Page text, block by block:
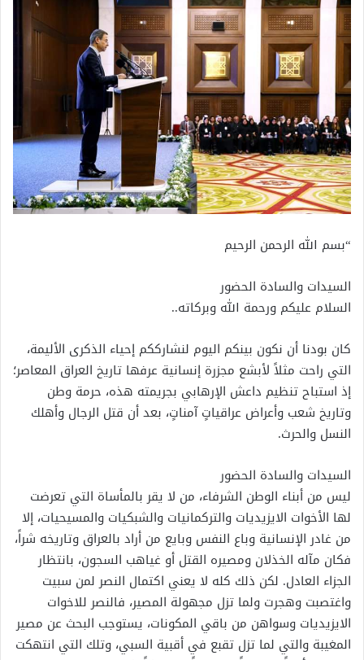
“بسم الله الرحمن الرحيم
السيدات والسادة الحضور
السلام عليكم ورحمة الله وبركاته..
كان بودنا أن نكون بينكم اليوم لنشارككم إحياء الذكرى الأليمة،
التي راحت مثلاً لأبشع مجزرة إنسانية عرفها تاريخ العراق المعاصر؛
إذ استباح تنظيم داعش الإرهابي بجريمته هذه، حرمة وطن
وتاريخ شعب وأعراض عراقياتٍ آمناتٍ، بعد أن قتل الرجال وأهلك
النسل والحرث.
السيدات والسادة الحضور
ليس من أبناء الوطن الشرفاء، من لا يقر بالمأساة التي تعرضت
لها الأخوات الايزيديات والتركمانيات والشبكيات والمسيحيات، إلا
من غادر الإنسانية وباع النفس وبايع من أراد بالعراق وتاريخه شراً،
فكان مآله الخذلان ومصيره القتل أو غياهب السجون، بانتظار
الجزاء العادل. لكن ذلك كله لا يعني اكتمال النصر لمن سبيت
واغتصبت وهجرت ولما تزل مجهولة المصير، فالنصر للاخوات
الايزيديات وسواهن من باقي المكونات، يستوجب البحث عن مصير
المغيبة والتي لما تزل تقبع في أقبية السبي، وتلك التي انتهكت